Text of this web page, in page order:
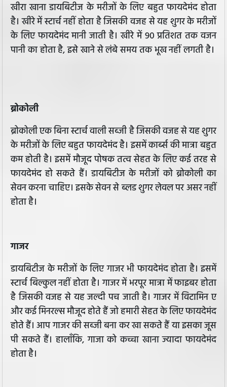
खीरा खाना डायबिटीज के मरीजों के लिए बहुत फायदेमंद होता
है। खीरे में स्टार्च नहीं होता है जिसकी वजह से यह शुगर के मरीजों
के लिए फायदेमंद मानी जाती है। खीरे में 90 प्रतिशत तक वजन
पानी का होता है, इसे खाने से लंबे समय तक भूख नहीं लगती है।
ब्रोकोली
ब्रोकोली एक बिना स्टार्च वाली सब्जी है जिसकी वजह से यह शुगर
के मरीजों के लिए बहुत फायदेमंद है। इसमें कार्ब्स की मात्रा बहुत
कम होती है। इसमें मौजूद पोषक तत्व सेहत के लिए कई तरह से
फायदेमंद हो सकते हैं। डायबिटीज के मरीजों को ब्रोकोली का
सेवन करना चाहिए। इसके सेवन से ब्लड शुगर लेवल पर असर नहीं
होता है।
गाजर
डायबिटीज के मरीजों के लिए गाजर भी फायदेमंद होता है। इसमें
स्टार्च बिल्कुल नहीं होता है। गाजर में भरपूर मात्रा में फाइबर होता
है जिसकी वजह से यह जल्दी पच जाती है। गाजर में विटामिन ए
और कई मिनरल्स मौजूद होते हैं जो हमारी सेहत के लिए फायदेमंद
होते हैं। आप गाजर की सब्जी बना कर खा सकते हैं या इसका जूस
पी सकते हैं। हालाँकि, गाजा को कच्चा खाना ज्यादा फायदेमंद
होता है।